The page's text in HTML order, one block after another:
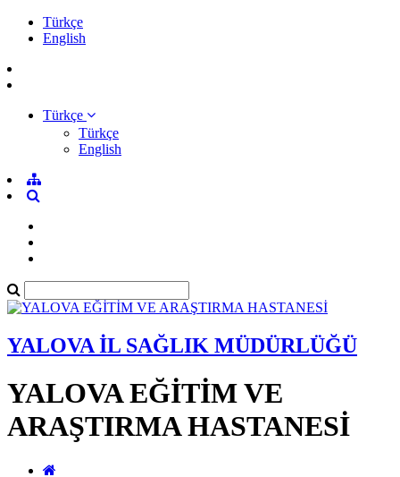
Türkçe
English
Türkçe
Türkçe
English
YALOVA İL SAĞLIK MÜDÜRLÜĞÜ
YALOVA EĞİTİM VE
ARAŞTIRMA HASTANESİ